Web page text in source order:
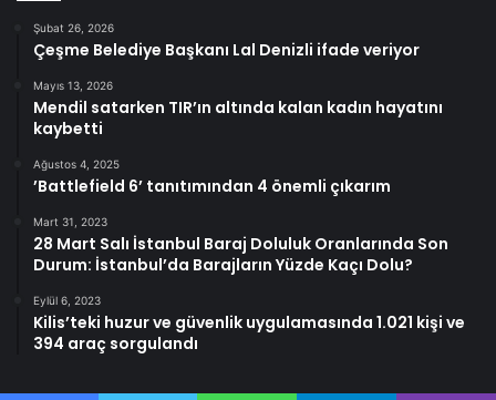
Şubat 26, 2026
Çeşme Belediye Başkanı Lal Denizli ifade veriyor
Mayıs 13, 2026
Mendil satarken TIR’ın altında kalan kadın hayatını
kaybetti
Ağustos 4, 2025
’Battlefield 6’ tanıtımından 4 önemli çıkarım
Mart 31, 2023
28 Mart Salı İstanbul Baraj Doluluk Oranlarında Son
Durum: İstanbul’da Barajların Yüzde Kaçı Dolu?
Eylül 6, 2023
Kilis’teki huzur ve güvenlik uygulamasında 1.021 kişi ve
394 araç sorgulandı